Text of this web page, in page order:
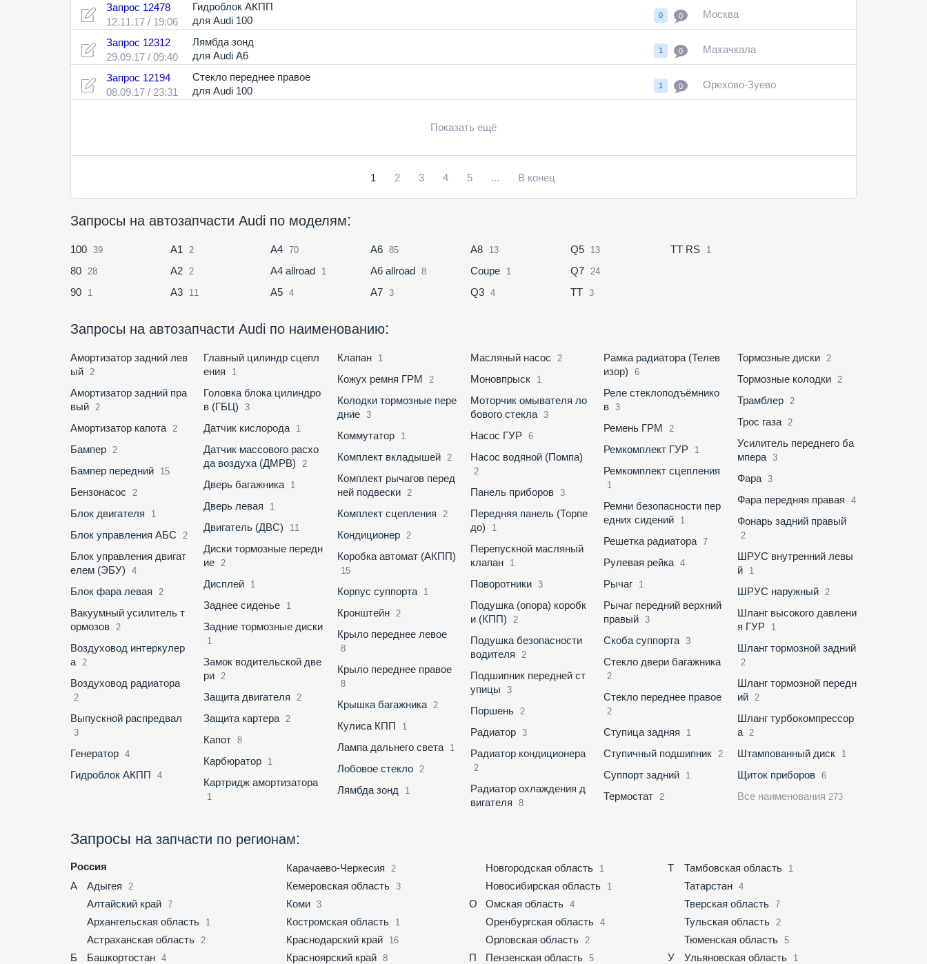
Запрос 12478
12.11.17 / 19:06
Гидроблок АКПП
для Audi 100
0 0 Москва
Запрос 12312
29.09.17 / 09:40
Лямбда зонд
для Audi A6
1 0 Махачкала
Запрос 12194
08.09.17 / 23:31
Стекло переднее правое
для Audi 100
1 0 Орехово-Зуево
Показать ещё
1 2 3 4 5 ... В конец
Запросы на автозапчасти Audi по моделям:
100 39
80 28
90 1
A1 2
A2 2
A3 11
A4 70
A4 allroad 1
A5 4
A6 85
A6 allroad 8
A7 3
A8 13
Coupe 1
Q3 4
Q5 13
Q7 24
TT 3
TT RS 1
Запросы на автозапчасти Audi по наименованию:
Амортизатор задний лев
ый 2
Амортизатор задний пра
вый 2
Амортизатор капота 2
Бампер 2
Бампер передний 15
Бензонасос 2
Блок двигателя 1
Блок управления АБС 2
Блок управления двигат
елем (ЭБУ)
4
Блок фара левая 2
Вакуумный усилитель т
ормозов 2
Воздуховод интеркулер
а 2
Воздуховод радиатора
2
Выпускной распредвал
3
Генератор 4
Гидроблок АКПП 4
Главный цилиндр сцепл
ения
1
Головка блока цилиндро
в (ГБЦ)
3
Датчик кислорода 1
Датчик массового расхо
да воздуха (ДМРВ)
2
Дверь багажника 1
Дверь левая 1
Двигатель (ДВС) 11
Диски тормозные передн
ие
2
Дисплей 1
Заднее сиденье 1
Задние тормозные диски
1
Замок водительской две
ри
2
Защита двигателя 2
Защита картера 2
Капот 8
Карбюратор 1
Картридж амортизатора
1
Клапан 1
Кожух ремня ГРМ 2
Колодки тормозные пере
дние
3
Коммутатор 1
Комплект вкладышей 2
Комплект рычагов перед
ней подвески
2
Комплект сцепления 2
Кондиционер 2
Коробка автомат (АКПП)
15
Корпус суппорта 1
Кронштейн 2
Крыло переднее левое
8
Крыло переднее правое
8
Крышка багажника 2
Кулиса КПП 1
Лампа дальнего света 1
Лобовое стекло 2
Лямбда зонд 1
Масляный насос 2
Моновпрыск 1
Моторчик омывателя ло
бового стекла
3
Насос ГУР 6
Насос водяной (Помпа)
2
Панель приборов 3
Передняя панель (Торпе
до)
1
Перепускной масляный
клапан
1
Поворотники 3
Подушка (опора) коробк
и (КПП)
2
Подушка безопасности
водителя
2
Подшипник передней ст
упицы
3
Поршень 2
Радиатор 3
Радиатор кондиционера
2
Радиатор охлаждения д
вигателя
8
Рамка радиатора (Телев
изор)
6
Реле стеклоподъёмнико
в
3
Ремень ГРМ 2
Ремкомплект ГУР 1
Ремкомплект сцепления
1
Ремни безопасности пер
едних сидений
1
Решетка радиатора 7
Рулевая рейка 4
Рычаг 1
Рычаг передний верхний
правый
3
Скоба суппорта 3
Стекло двери багажника
2
Стекло переднее правое
2
Ступица задняя 1
Ступичный подшипник 2
Суппорт задний 1
Термостат 2
Тормозные диски 2
Тормозные колодки 2
Трамблер 2
Трос газа 2
Усилитель переднего ба
мпера
3
Фара 3
Фара передняя правая 4
Фонарь задний правый
2
ШРУС внутренний левы
й
1
ШРУС наружный 2
Шланг высокого давлени
я ГУР
1
Шланг тормозной задний
2
Шланг тормозной передн
ий
2
Шланг турбокомпрессор
а
2
Штампованный диск 1
Щиток приборов 6
Все наименования 273
Запросы на запчасти по регионам:
Россия
А
Адыгея 2
Алтайский край 7
Архангельская область 1
Астраханская область 2
Б Башкортостан 4
Карачаево-Черкесия 2
Кемеровская область 3
Коми 3
Костромская область 1
Краснодарский край 16
Красноярский край 8
Новгородская область 1
Новосибирская область 1
О Омская область 4
Оренбургская область 4
Орловская область 2
П Пензенская область 5
Т Тамбовская область 1
Татарстан 4
Тверская область 7
Тульская область 2
Тюменская область 5
У Ульяновская область 1